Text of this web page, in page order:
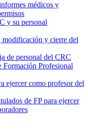
médicos y
y su personal
modificación y cierre del
de personal del CRC
Formación Profesional
ejercer como profesor del
de FP para ejercer